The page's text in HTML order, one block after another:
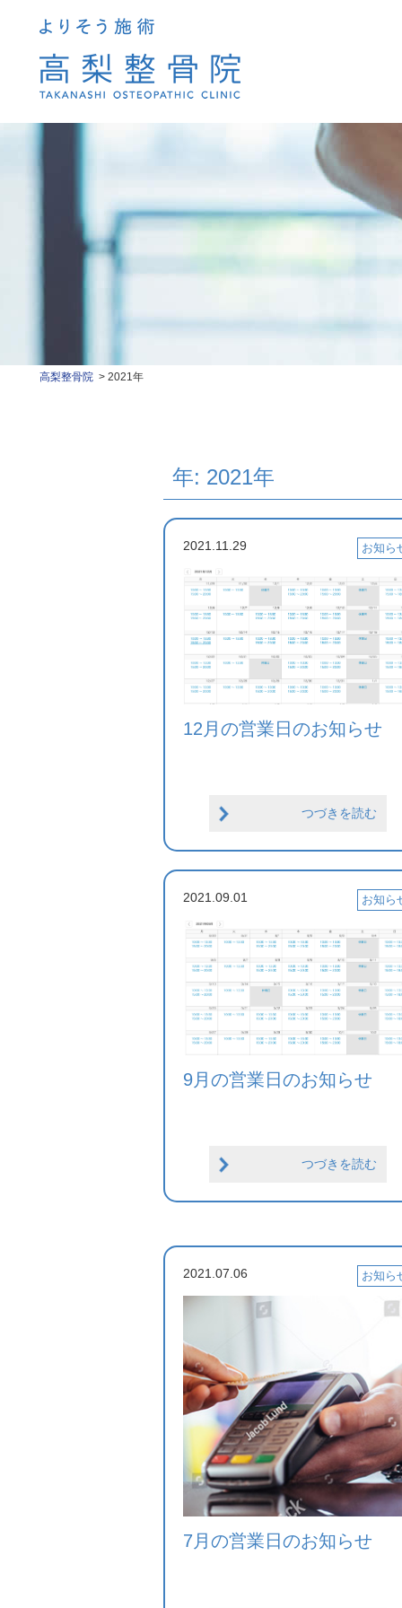
高梨整骨院 2021年
年: 2021年
2021.11.29 お知ら
12月の営業日のお知らせ
つづきを読む
2021.09.01 お知ら
9月の営業日のお知らせ
つづきを読む
2021.07.06 お知ら
7月の営業日のお知らせ